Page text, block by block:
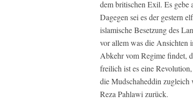
dem britischen Exil. Es gebe
Dagegen sei es der gestern
islamische Besetzung des
vor allem was die Ansichten
Abkehr vom Regime findet,
freilich ist es eine
die Mudschaheddin zugleich
Reza Pahlawi zurück.